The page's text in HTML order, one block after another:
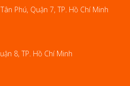
Phú, Quận 7, TP. Hồ Chí Minh
8, TP. Hồ Chí Minh